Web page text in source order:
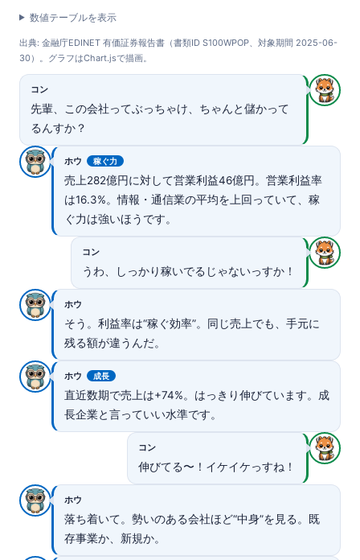
数値テーブルを表示
出典: 金融庁EDINET 有価証券報告書（書類ID S100WPOP、対象期間 2025-06-
30）。グラフはChart.jsで描画。
コン
先輩、この会社ってぶっちゃけ、ちゃんと儲かって
るんすか？
ホウ 稼ぐ力
売上282億円に対して営業利益46億円。営業利益率
は16.3%。情報・通信業の平均を上回っていて、稼
ぐ力は強いほうです。
コン
うわ、しっかり稼いでるじゃないっすか！
ホウ
そう。利益率は“稼ぐ効率”。同じ売上でも、手元に
残る額が違うんだ。
ホウ 成長
直近数期で売上は+74%。はっきり伸びています。成
長企業と言っていい水準です。
コン
伸びてる〜！イケイケっすね！
ホウ
落ち着いて。勢いのある会社ほど“中身”を見る。既
存事業か、新規か。